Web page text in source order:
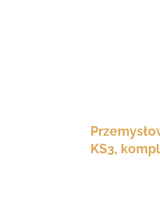
KS3,